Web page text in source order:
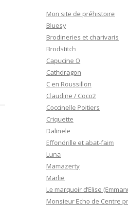
Mon site de préhistoire
Bluesy
Brodineries et charivaris
Brodstitch
Capucine O
Cathdragon
C en Roussillon
Claudine / Coco2
Coccinelle Poitiers
Criquette
Dalinele
Effondrille et abat-faim
Luna
Mamazerty
Marlie
Le marquoir d’Elise
Monsieur Echo de Centre